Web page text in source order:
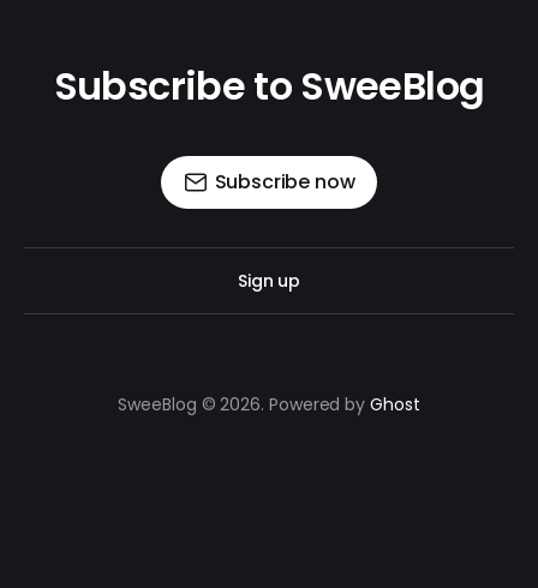
Subscribe to SweeBlog
Subscribe now
Sign up
SweeBlog © 2026. Powered byGhost